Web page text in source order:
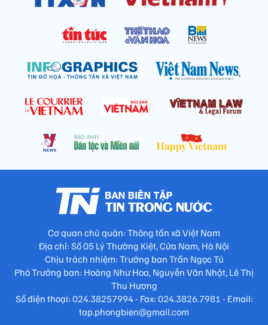
Cơ quan chủ quản: Thông tấn xã Việt Nam
Địa chỉ: Số 05 Lý Thường Kiệt, Cửa Nam, Hà Nội
Chịu trách nhiệm: Trưởng ban Trần Ngọc Tú
Phó Trưởng ban: Hoàng Như Hoa, Nguyễn Văn Nhật, Lê Thị
Thu Hương
Số điện thoại: 024.38257994 - Fax: 024.3826.7981 - Email:
tap.phongbien@gmail.com